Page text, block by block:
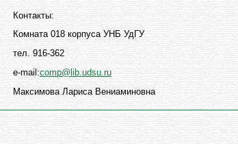
Контакты:
Комната 018 корпуса УНБ УдГУ
тел. 916-362
e-mail:comp@lib.udsu.ru
Максимова Лариса Вениаминовна